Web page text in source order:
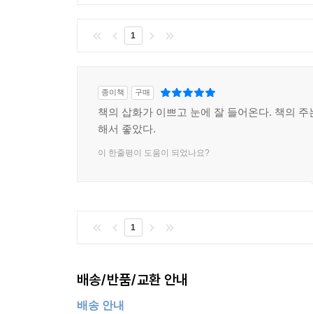
1
종이책 구매
책의 삽화가 이쁘고 눈에 잘 들어온다. 책의 주
해서 좋았다.
이 한줄평이 도움이 되었나요?
1
배송/반품/교환 안내
배송 안내